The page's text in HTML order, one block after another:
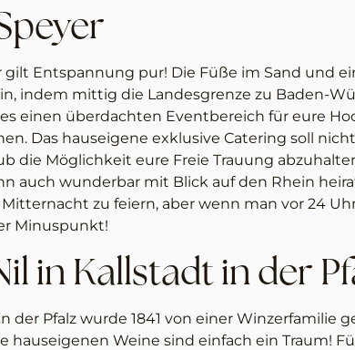
gilt Entspannung pur! Die Füße im Sand und
indem mittig die Landesgrenze zu Baden-
einen überdachten Eventbereich für eure
Das hauseigene exklusive Catering soll
die Möglichkeit eure Freie Trauung
auch wunderbar mit Blick auf den Rhein
zu feiern, aber wenn man vor 24
Minuspunkt!
in Kallstadt in der
der Pfalz wurde 1841 von einer Winzerfamilie
hauseigenen Weine sind einfach ein Traum!